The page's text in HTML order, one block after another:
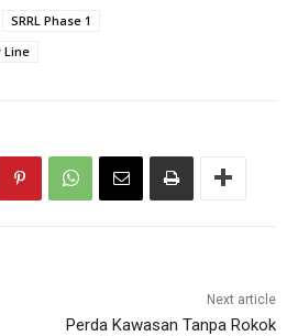
SRRL Phase 1
Line
Next article
Perda Kawasan Tanpa Rokok